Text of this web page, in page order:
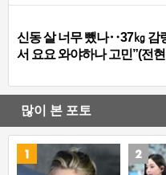
신동 살 너무 뺐나‥37㎏ 감
서 요요 와야하나 고민”(전
많이 본 포토